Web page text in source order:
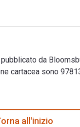
da
cartacea sono
all'inizio